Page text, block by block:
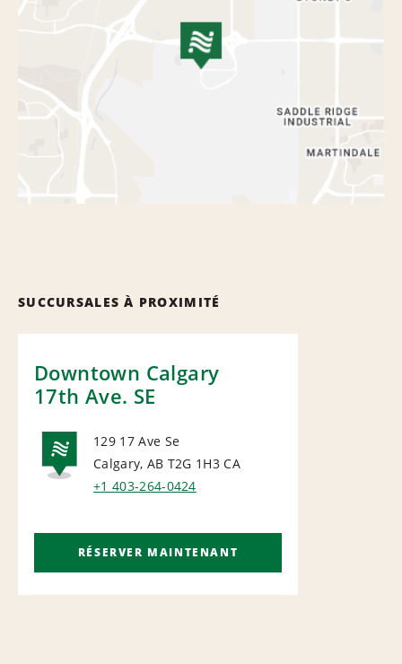
SUCCURSALES À PROXIMITÉ
Downtown Calgary
17th Ave. SE
NATIONAL
129 17 Ave Se
Calgary, AB T2G 1H3 CA
+1 403-264-0424
RÉSERVER MAINTENANT